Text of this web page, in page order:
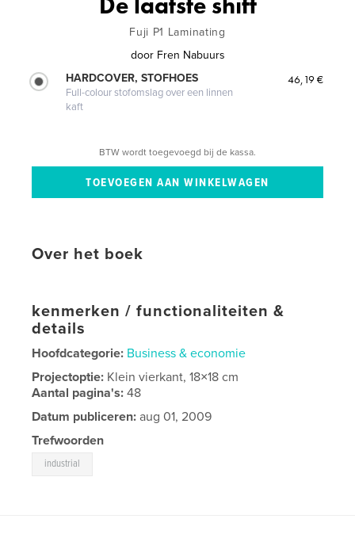
Fuji P1 Laminating
door Fren Nabuurs
HARDCOVER, STOFHOES
Full-colour stofomslag over een linnen
kaft
46,19 €
BTW wordt toegevoegd bij de kassa.
Over het boek
kenmerken / functionaliteiten &
details
Hoofdcategorie: Business & economie
Projectoptie: Klein vierkant, 18×18 cm
Aantal pagina's:48
Datum publiceren: aug 01, 2009
Trefwoorden
industrial